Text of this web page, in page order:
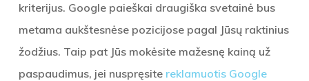
kriterijus. Google paieškai draugiška svetainė bus
metama aukštesnėse pozicijose pagal Jūsų raktinius
žodžius. Taip pat Jūs mokėsite mažesnę kainą už
paspaudimus, jei nuspręsite reklamuotis Google